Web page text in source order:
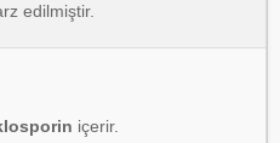
edilmiştir.
içerir.